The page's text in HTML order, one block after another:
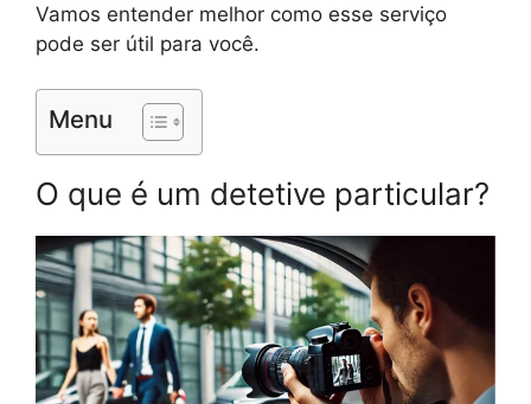
Vamos entender melhor como esse serviço
pode ser útil para você.
Menu
O que é um detetive particular?